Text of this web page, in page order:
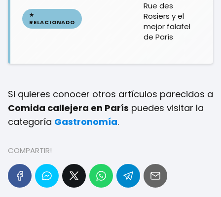
Rue des
Rosiers y el
mejor falafel
de París
Si quieres conocer otros artículos parecidos a
Comida callejera en París puedes visitar la
categoría Gastronomía.
COMPARTIR!